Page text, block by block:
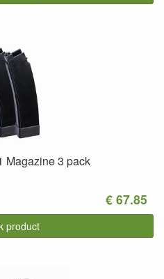
Magazine 3 pack
€ 67.85
product